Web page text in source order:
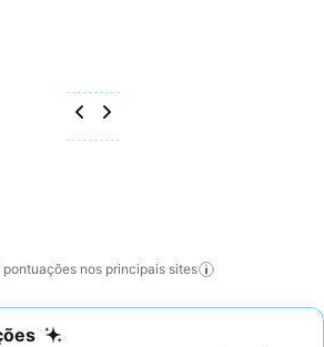
nos principais sites